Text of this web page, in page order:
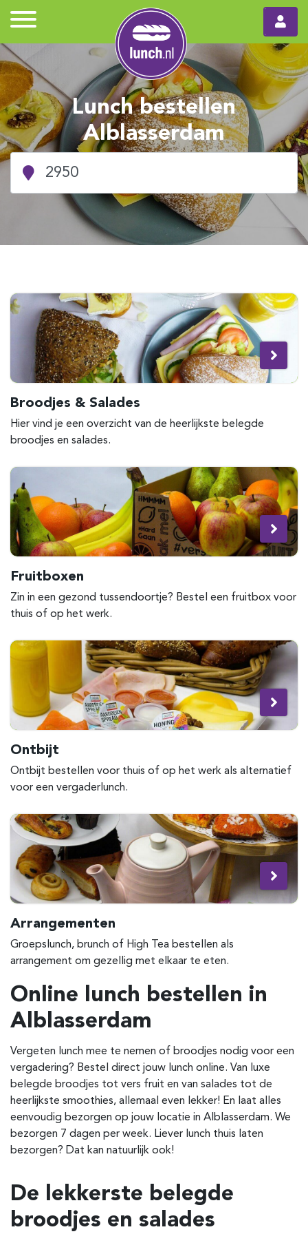
Lunch bestellen
Alblasserdam
Broodjes & Salades
Hier vind je een overzicht van de heerlijkste belegde
broodjes en salades.
Fruitboxen
Zin in een gezond tussendoortje? Bestel een fruitbox voor
thuis of op het werk.
Ontbijt
Ontbijt bestellen voor thuis of op het werk als alternatief
voor een vergaderlunch.
Arrangementen
Groepslunch, brunch of High Tea bestellen als
arrangement om gezellig met elkaar te eten.
Online lunch bestellen in
Alblasserdam
Vergeten lunch mee te nemen of broodjes nodig voor een
vergadering? Bestel direct jouw lunch online. Van luxe
belegde broodjes tot vers fruit en van salades tot de
heerlijkste smoothies, allemaal even lekker! En laat alles
eenvoudig bezorgen op jouw locatie in Alblasserdam. We
bezorgen 7 dagen per week. Liever lunch thuis laten
bezorgen? Dat kan natuurlijk ook!
De lekkerste belegde
broodjes en salades